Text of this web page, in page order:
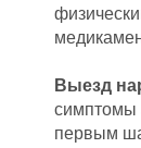
Выезд
симптомы
первым